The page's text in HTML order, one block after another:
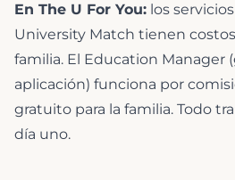
En The U For You: los
University Match tienen
familia. El Education Manager
aplicación) funciona por
gratuito para la familia. Todo
día uno.